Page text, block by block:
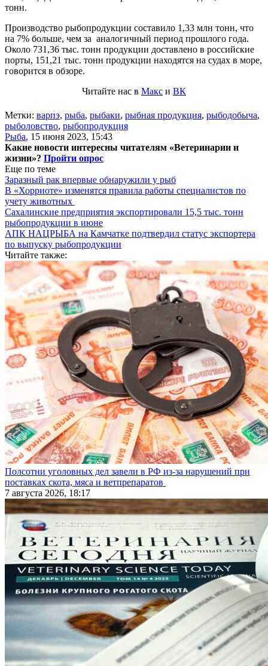
тонн.
Производство рыбопродукции составило 1,33 млн тонн, что
на 7% больше, чем за аналогичный период прошлого года.
Около 731,36 тыс. тонн продукции доставлено в российские
порты, 151,21 тыс. тонн продукции находятся на судах в море,
говорится в обзоре.
Читайте нас в Макс и ВК
Метки: варпэ, рыба, рыбаки, рыбная продукция, рыбодобыча,
рыболовство, рыбопродукция
Рыба, 15 июня 2023, 15:43
Какие новости интересны читателям «Ветеринарии и
жизни»? Пройти опрос
Еще по теме
Заразный рак впервые обнаружили у рыб
В «Хорриоте» изменятся правила работы специалистов по
учету животных
Сахалинские предприятия экспортировали 15,5 тыс. тонн
рыбопродукции в июне
АПК НАЦРЫБА на Камчатке подтвердил статус экспортера
по выпуску рыбопродукции
Читайте также:
Полсотни уголовных дел завели в РФ из-за нарушений при
поставках скота, мяса и ветпрепаратов
7 августа 2026, 18:17